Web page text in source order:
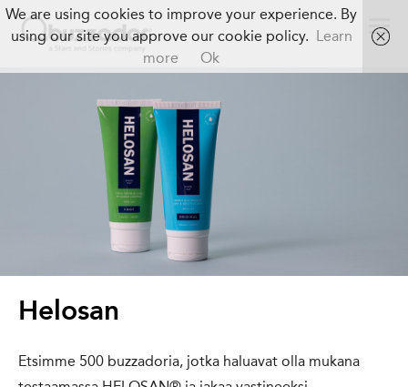
Helosan
Etsimme 500 buzzadoria, jotka haluavat olla mukana
We are using cookies to improve your experience. By
using our site you approve our cookie policy. Learn
more
Ok